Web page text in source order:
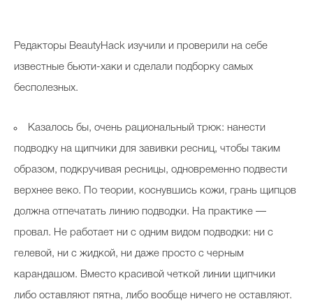
Редакторы BeautyHack изучили и проверили на себе
известные бьюти-хаки и сделали подборку самых
бесполезных.
Казалось бы, очень рациональный трюк: нанести
подводку на щипчики для завивки ресниц, чтобы таким
образом, подкручивая ресницы, одновременно подвести
верхнее веко. По теории, коснувшись кожи, грань щипцов
должна отпечатать линию подводки. На практике —
провал. Не работает ни с одним видом подводки: ни с
гелевой, ни с жидкой, ни даже просто с черным
карандашом. Вместо красивой четкой линии щипчики
либо оставляют пятна, либо вообще ничего не оставляют.